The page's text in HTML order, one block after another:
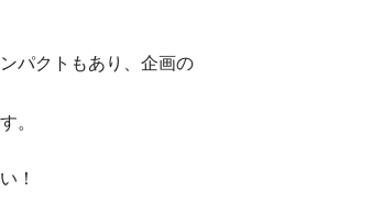
パクトもあり、企画の
。
！